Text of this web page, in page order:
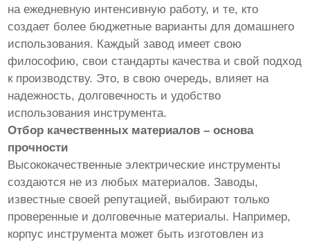
на ежедневную интенсивную работу, и те, кто
создает более бюджетные варианты для домашнего
использования. Каждый завод имеет свою
философию, свои стандарты качества и свой подход
к производству. Это, в свою очередь, влияет на
надежность, долговечность и удобство
использования инструмента.
Отбор качественных материалов – основа
прочности
Высококачественные электрические инструменты
создаются не из любых материалов. Заводы,
известные своей репутацией, выбирают только
проверенные и долговечные материалы. Например,
корпус инструмента может быть изготовлен из